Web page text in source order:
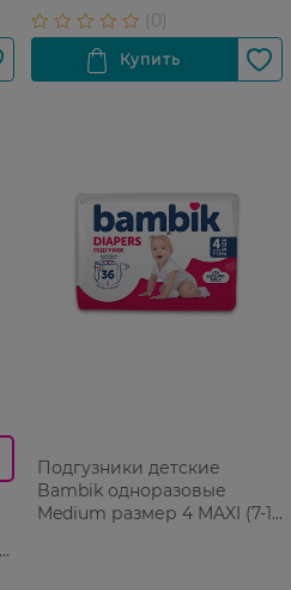
Подгузники детские
Bambik одноразовые
Medium размер 4 MAXI (7-18